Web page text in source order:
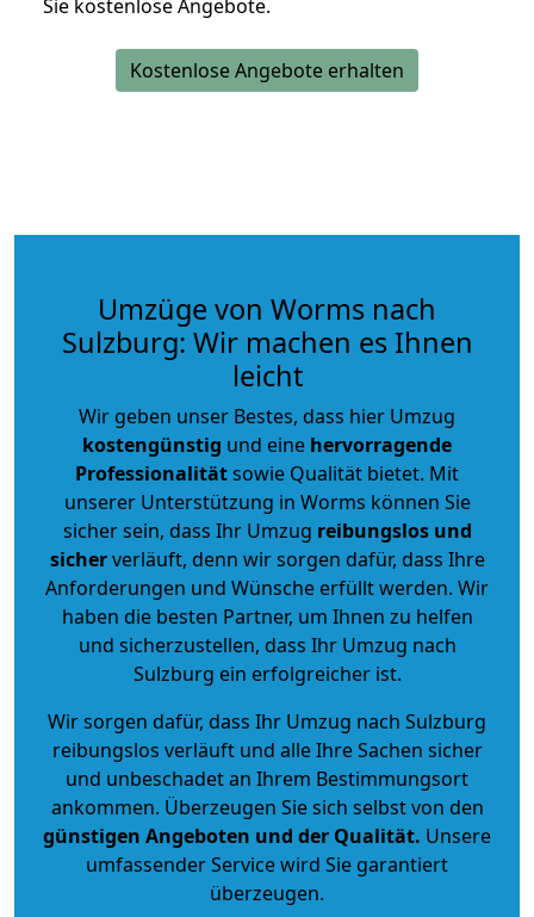
Sie kostenlose Angebote.
Kostenlose Angebote erhalten
Umzüge von Worms nach
Sulzburg: Wir machen es Ihnen
leicht
Wir geben unser Bestes, dass hier Umzug
kostengünstig und eine hervorragende
Professionalitätsowie Qualität bietet. Mit
unserer Unterstützung in Worms können Sie
sicher sein, dass Ihr Umzug reibungslos und
sicherverläuft, denn wir sorgen dafür, dass Ihre
Anforderungen und Wünsche erfüllt werden. Wir
haben die besten Partner, um Ihnen zu helfen
und sicherzustellen, dass Ihr Umzug nach
Sulzburg ein erfolgreicher ist.
Wir sorgen dafür, dass Ihr Umzug nach Sulzburg
reibungslos verläuft und alle Ihre Sachen sicher
und unbeschadet an Ihrem Bestimmungsort
ankommen. Überzeugen Sie sich selbst von den
günstigen Angeboten und der Qualität. Unsere
umfassender Service wird Sie garantiert
überzeugen.